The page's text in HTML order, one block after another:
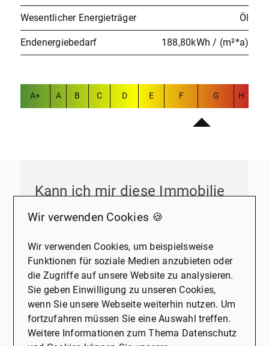
Wesentlicher Energieträger Öl
Endenergiebedarf 188,80kWh / (m²*a)
A+ A B C D E F G H
Kann ich mir diese Immobilie
leisten? Wir beraten Sie gerne!
Weg zur eigenen Immobilie:
Wir stehen Ihnen bei jedem Schritt zur Seite
und unterstützen Sie bei allen Fragen und
Entscheidungen rund um den
Immobilienkauf.
Wir verwenden Cookies 🍪
Wir verwenden Cookies, um beispielsweise
Funktionen für soziale Medien anzubieten oder
die Zugriffe auf unsere Website zu analysieren.
Sie geben Einwilligung zu unseren Cookies,
wenn Sie unsere Webseite weiterhin nutzen. Um
fortzufahren müssen Sie eine Auswahl treffen.
Weitere Informationen zum Thema Datenschutz